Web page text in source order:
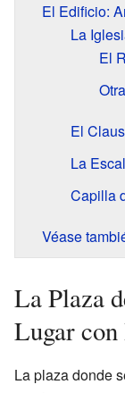
El Edificio:
La
El
El
La
Capilla
Véase
La Plaza
Lugar
La plaza donde